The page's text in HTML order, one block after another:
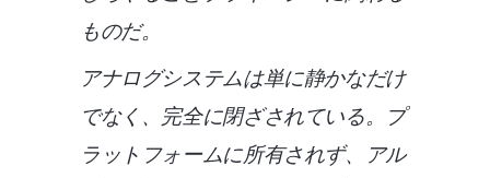
ものだ。
アナログシステムは単に静かなだけ
でなく、完全に閉ざされている。プ
ラットフォームに所有されず、アル